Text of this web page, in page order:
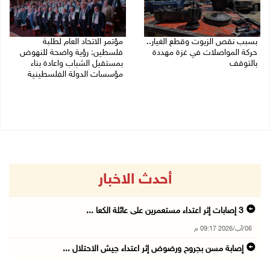
بسبب نقص الزيوت وقطع الغيار..
حركة المواصلات في غزة مهددة
بالتوقف
مؤتمر الاتحاد العام لطلبة
فلسطين: رؤية واضحة للنهوض
بمستقبل الشباب واعادة بناء
مؤسسات الدولة الفلسطينية
أحدث الاخبار
06/آب/2026 09:17 م
إصابة مسن بجروح ورضوض إثر اعتداء جيش الاحتلال ...